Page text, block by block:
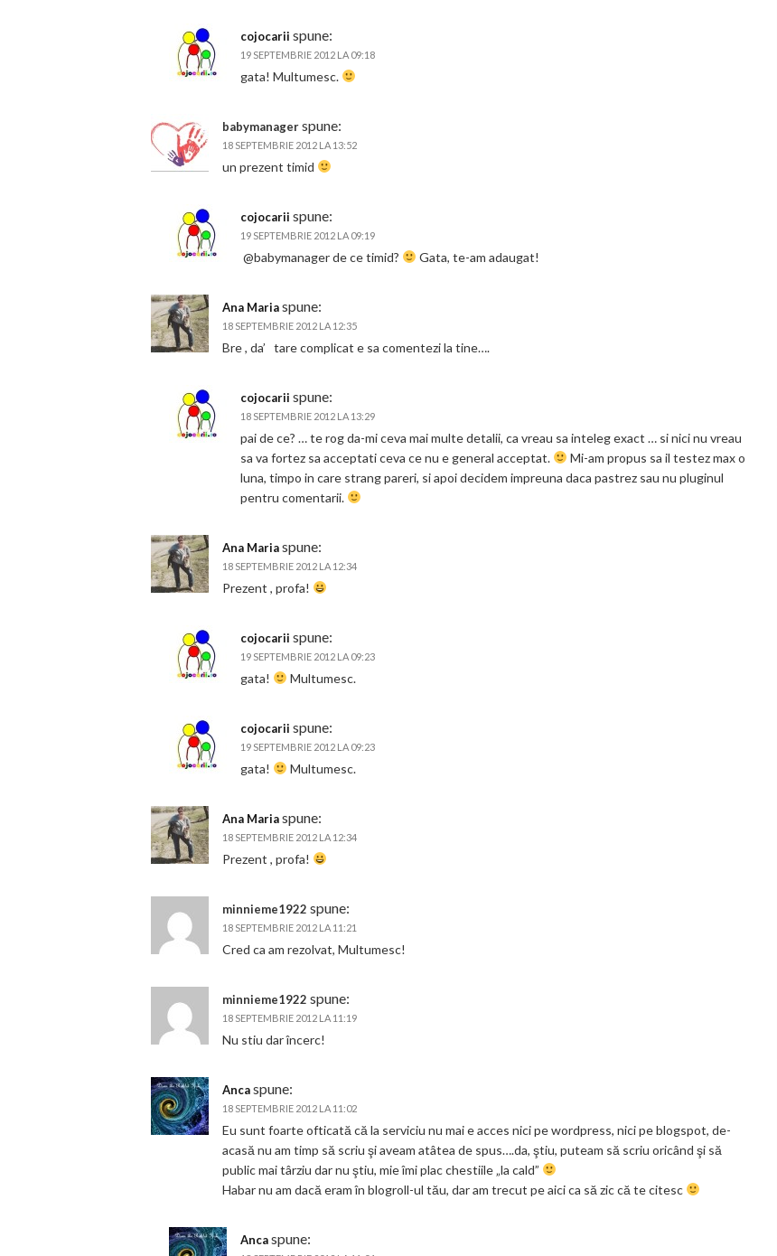
cojocarii spune:
19 SEPTEMBRIE 2012 LA 09:18
gata! Multumesc.
babymanagerspune:
18 SEPTEMBRIE 2012 LA 13:52
un prezent timid
cojocarii spune:
19 SEPTEMBRIE 2012 LA 09:19
@babymanager de ce timid? Gata, te-am adaugat!
Ana Mariaspune:
18 SEPTEMBRIE 2012 LA 12:35
Bre , da’ tare complicat e sa comentezi la tine….
cojocarii spune:
18 SEPTEMBRIE 2012 LA 13:29
pai de ce? … te rog da-mi ceva mai multe detalii, ca vreau sa inteleg exact … si nici nu vreau
sa va fortez sa acceptati ceva ce nu e general acceptat.
Mi-am propus sa il testez max o
luna, timpo in care strang pareri, si apoi decidem impreuna daca pastrez sau nu pluginul
pentru comentarii.
Ana Mariaspune:
18 SEPTEMBRIE 2012 LA 12:34
Prezent , profa!
cojocarii spune:
19 SEPTEMBRIE 2012 LA 09:23
gata! Multumesc.
cojocarii spune:
19 SEPTEMBRIE 2012 LA 09:23
gata! Multumesc.
Ana Mariaspune:
18 SEPTEMBRIE 2012 LA 12:34
Prezent , profa!
minnieme1922 spune:
18 SEPTEMBRIE 2012 LA 11:21
Cred ca am rezolvat, Multumesc!
minnieme1922 spune:
18 SEPTEMBRIE 2012 LA 11:19
Nu stiu dar încerc!
Ancaspune:
18 SEPTEMBRIE 2012 LA 11:02
Eu sunt foarte ofticată că la serviciu nu mai e acces nici pe wordpress, nici pe blogspot, de-
acasă nu am timp să scriu şi aveam atâtea de spus….da, ştiu, puteam să scriu oricând şi să
public mai târziu dar nu ştiu, mie îmi plac chestiile „la cald”
Habar nu am dacă eram în blogroll-ul tău, dar am trecut pe aici ca să zic că te citesc
Ancaspune: